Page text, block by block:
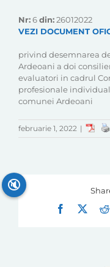
Nr:6din:26012022
VEZI DOCUMENT
privind desemnarea
Ardeoani a doi
evaluatori in cadrul
profesionale
comunei Ardeoani
februarie 1, 2022 |
Facebook
🔇